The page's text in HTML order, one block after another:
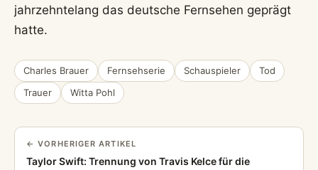
jahrzehntelang das deutsche Fernsehen geprägt
hatte.
Charles Brauer Fernsehserie Schauspieler
Tod
Trauer
Witta Pohl
← VORHERIGER ARTIKEL
Taylor Swift: Trennung von Travis Kelce für die